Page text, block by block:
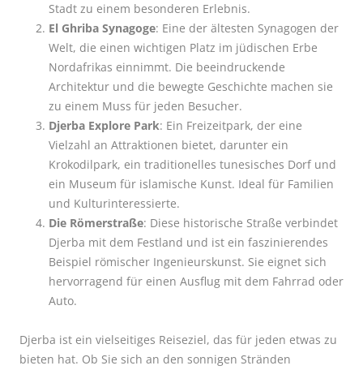
Stadt zu einem besonderen Erlebnis.
El Ghriba Synagoge: Eine der ältesten Synagogen der
Welt, die einen wichtigen Platz im jüdischen Erbe
Nordafrikas einnimmt. Die beeindruckende
Architektur und die bewegte Geschichte machen sie
zu einem Muss für jeden Besucher.
Djerba Explore Park: Ein Freizeitpark, der eine
Vielzahl an Attraktionen bietet, darunter ein
Krokodilpark, ein traditionelles tunesisches Dorf und
ein Museum für islamische Kunst. Ideal für Familien
und Kulturinteressierte.
Die Römerstraße: Diese historische Straße verbindet
Djerba mit dem Festland und ist ein faszinierendes
Beispiel römischer Ingenieurskunst. Sie eignet sich
hervorragend für einen Ausflug mit dem Fahrrad oder
Auto.
Djerba ist ein vielseitiges Reiseziel, das für jeden etwas zu
bieten hat. Ob Sie sich an den sonnigen Stränden